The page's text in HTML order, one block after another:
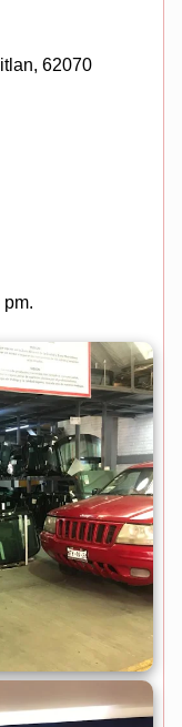
62070